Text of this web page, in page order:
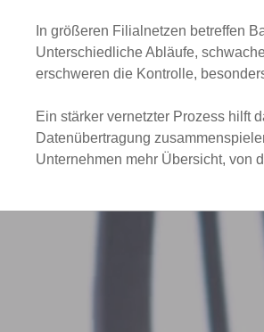
In größeren Filialnetzen betreffen
Unterschiedliche Abläufe,
erschweren die Kontrolle,
Ein stärker vernetzter Prozess hilft
Datenübertragung
Unternehmen mehr Übersicht, von